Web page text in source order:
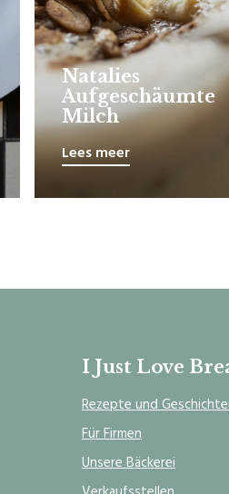
Natalies
Aufgeschäumte
Milch
Lees meer
I Just Love
Rezepte und
Für Firmen
Unsere Bäckerei